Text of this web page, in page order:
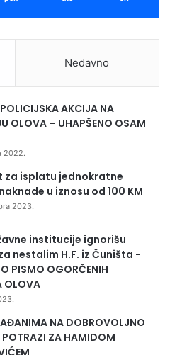
Nedavno
AKCIJA NA
OLOVA – UHAPŠENO OSAM
2022.
za isplatu jednokratne
u iznosu od 100 KM
2023.
institucije ignorišu
nestalim H.F. iz Čuništa -
PISMO OGORČENIH
OLOVA
NA DOBROVOLJNO
POTRAZI ZA HAMIDOM